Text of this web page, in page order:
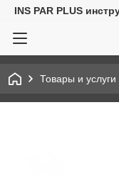
INS PAR PLUS
Товары и услуги